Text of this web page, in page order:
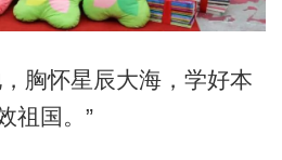
怀星辰大海，学好本
祖国。”